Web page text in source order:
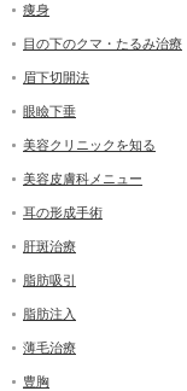
痩身
目の下のクマ・たるみ治療
眉下切開法
眼瞼下垂
美容クリニックを知る
美容皮膚科メニュー
耳の形成手術
肝斑治療
脂肪吸引
脂肪注入
薄毛治療
豊胸